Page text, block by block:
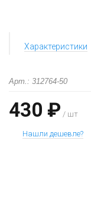
Характеристики
Арт.: 312764-50
430 ₽ / шт
Нашли дешевле?